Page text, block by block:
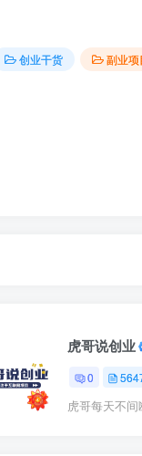
创业干货 副业项
虎哥说创业
0
虎哥每天不